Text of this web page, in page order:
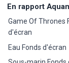
En rapport
Game Of Thrones
d'écran
Eau Fonds d'écran